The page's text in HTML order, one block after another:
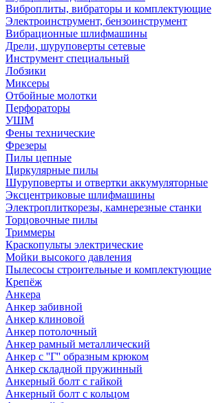
Виброплиты, вибраторы и комплектующие
Электроинструмент, бензоинструмент
Вибрационные шлифмашины
Дрели, шуруповерты сетевые
Инструмент специальный
Лобзики
Миксеры
Отбойные молотки
Перфораторы
УШМ
Фены технические
Фрезеры
Пилы цепные
Циркулярные пилы
Шуруповерты и отвертки аккумуляторные
Эксцентриковые шлифмашины
Электроплиткорезы, камнерезные станки
Торцовочные пилы
Триммеры
Краскопульты электрические
Мойки высокого давления
Пылесосы строительные и комплектующие
Крепёж
Анкера
Анкер забивной
Анкер клиновой
Анкер потолочный
Анкер рамный металлический
Анкер с ''Г'' образным крюком
Анкер складной пружинный
Анкерный болт с гайкой
Анкерный болт с кольцом